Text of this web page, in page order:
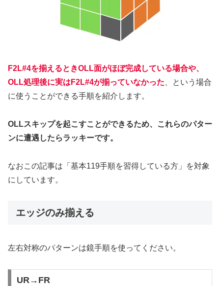
F2L#4を揃えるときOLL面がほぼ完成している場合や、
OLL処理後に実はF2L#4が揃っていなかった 、という場合
に使うことができる手順を紹介します。
OLLスキップを起こすことができるため、これらのパター
ンに遭遇したらラッキーです。
なおこの記事は「基本119手順を習得している方」を対象
にしています。
エッジのみ揃える
左右対称のパターンは鏡手順を使ってください。
UR→FR